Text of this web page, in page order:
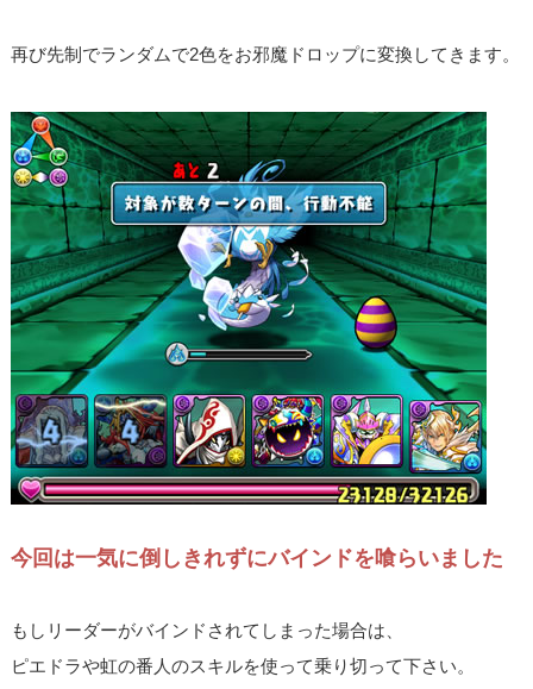
再び先制でランダムで2色をお邪魔ドロップに変換してきます。
今回は一気に倒しきれずにバインドを喰らいました
もしリーダーがバインドされてしまった場合は、
ピエドラや虹の番人のスキルを使って乗り切って下さい。